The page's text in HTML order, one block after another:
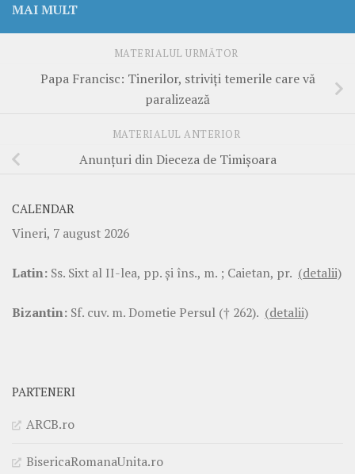
MAI MULT
MATERIALUL URMĂTOR
Papa Francisc: Tinerilor, striviți temerile care vă
paralizează
MATERIALUL ANTERIOR
Anunțuri din Dieceza de Timișoara
CALENDAR
Vineri, 7 august 2026
Latin: Ss. Sixt al II-lea, pp. şi îns., m. ; Caietan, pr. (detalii)
Bizantin: Sf. cuv. m. Dometie Persul († 262). (detalii)
PARTENERI
ARCB.ro
BisericaRomanaUnita.ro